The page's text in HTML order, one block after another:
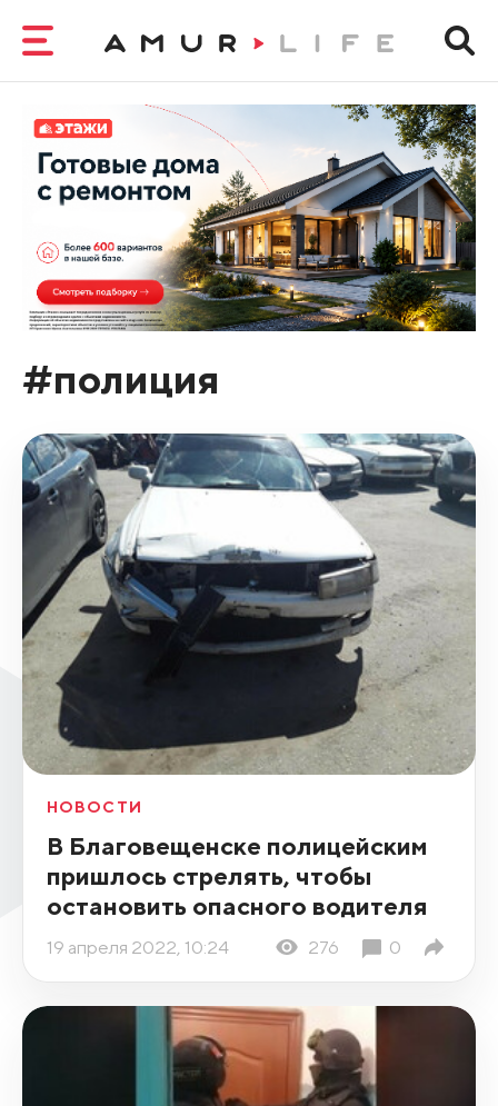
#полиция
НОВОСТИ
В Благовещенске полицейским
пришлось стрелять, чтобы
остановить опасного водителя
19 апреля 2022, 10:24 276 0